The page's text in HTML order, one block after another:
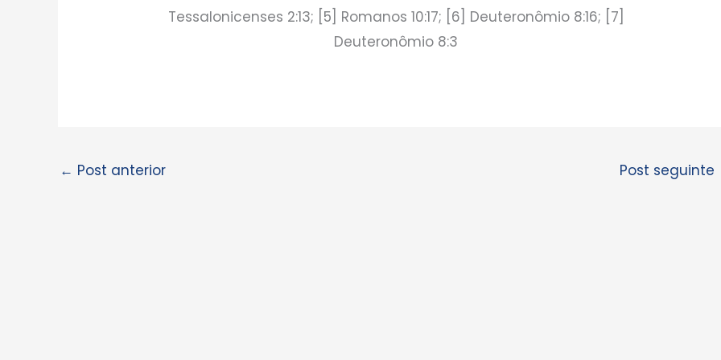
Tessalonicenses 2:13; [5] Romanos 10:17; [6] Deuteronômio 8:16; [7]
Deuteronômio 8:3
← Post anterior Post seguinte